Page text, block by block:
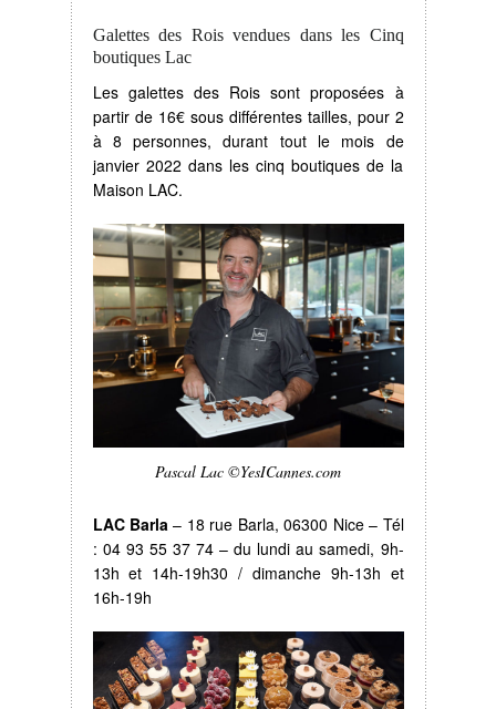
Galettes des Rois vendues dans les Cinq
boutiques Lac
Les galettes des Rois sont proposées à
partir de 16€ sous différentes tailles, pour 2
à 8 personnes, durant tout le mois de
janvier 2022 dans les cinq boutiques de la
Maison LAC.
Pascal Lac ©YesICannes.com
LAC Barla– 18 rue Barla, 06300 Nice – Tél
: 04 93 55 37 74 – du lundi au samedi, 9h-
13h et 14h-19h30 / dimanche 9h-13h et
16h-19h